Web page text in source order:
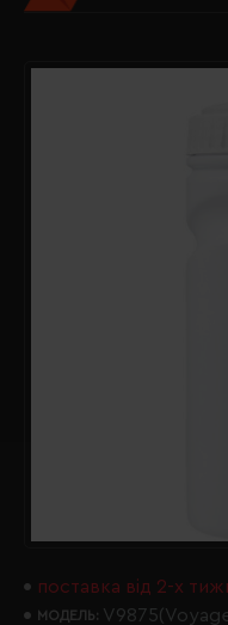
поставка від 2-х
МОДЕЛЬ: